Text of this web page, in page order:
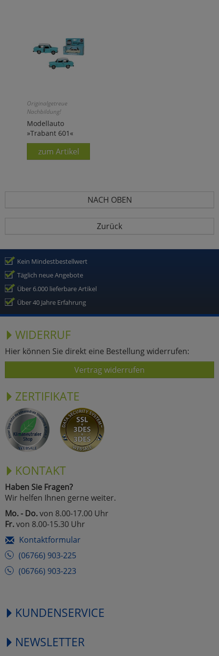
Originalgetreue
Nachbildung!
Modellauto
»Trabant 601«
zum Artikel
NACH OBEN
Zurück
Kein Mindestbestellwert
Täglich neue Angebote
Über 6.000 lieferbare Artikel
Über 40 Jahre Erfahrung
WIDERRUF
Hier können Sie direkt eine Bestellung widerrufen:
Vertrag widerrufen
ZERTIFIKATE
KONTAKT
Haben Sie Fragen?
Wir helfen Ihnen gerne weiter.
Mo. - Do.von 8.00-17.00 Uhr
Fr.von 8.00-15.30 Uhr
Kontaktformular
(06766) 903-225
(06766) 903-223
KUNDENSERVICE
NEWSLETTER